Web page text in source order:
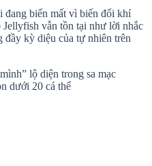
đang biến mất vì biến đổi khí
vẫn tồn tại như lời nhắc
đầy kỳ diệu của tự nhiên trên
lộ diện trong sa mạc
dưới 20 cá thể